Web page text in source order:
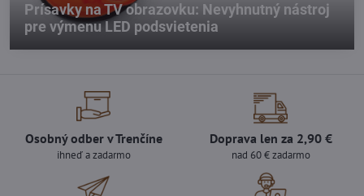
Prísavky na TV obrazovku: Nevyhnutný nástroj
pre výmenu LED podsvietenia
Osobný odber v Trenčíne
ihneď a zadarmo
Doprava len za 2,90 €
nad 60 € zadarmo